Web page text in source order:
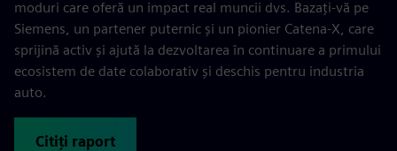
moduri care oferă un impact real muncii dvs. Bazați-vă pe
Siemens, un partener puternic și un pionier Catena-X, care
sprijină activ și ajută la dezvoltarea în continuare a primului
ecosistem de date colaborativ și deschis pentru industria
auto.
Citiți raport